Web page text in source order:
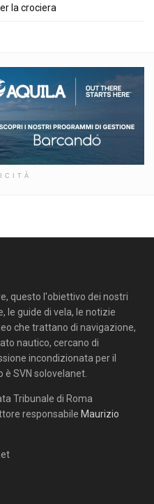
la crociera
questo l'obiettivo dei nostri
le guide di vela, le notizie
che trattano di navigazione,
nautico, cercano di
incondizionata per il
è SVN solovelanet.
Tribunale di Roma
responsabile Maurizio